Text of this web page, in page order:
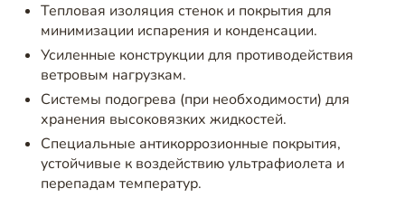
Тепловая изоляция стенок и покрытия для
минимизации испарения и конденсации.
Усиленные конструкции для противодействия
ветровым нагрузкам.
Системы подогрева (при необходимости) для
хранения высоковязких жидкостей.
Специальные антикоррозионные покрытия,
устойчивые к воздействию ультрафиолета и
перепадам температур.